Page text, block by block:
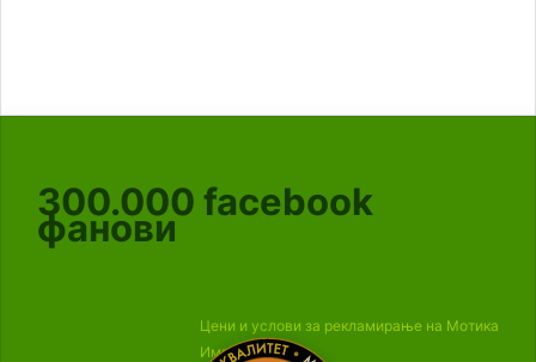
300.000 facebook
фанови
Цени и услови за рекламирање на Мотика
Импресум